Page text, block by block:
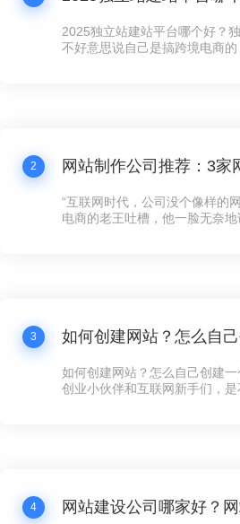
2025独立站建站平台哪个好？
不好意思说自己是搞跨境电商
2
“互联网时代，公司没个像样
电商的老王吐槽，他一脸无奈地
3
如何创建网站？怎么自己创建
创业小伙伴和互联网新手们，
4